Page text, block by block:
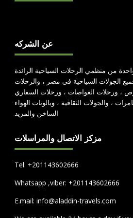
عن الشركه
من منظمي الرحلات السياحية الرائدة
الجولات السياحية في مصر ، والرحلات
، ورحلات الغواصات ، ورحلات السفاري
، والجولات الثقافية ، وبالونات الهواء
الساخن والمزيد
مزكز الاتصال والمراسلات
Tel: +201143602666
Whatsapp ,viber: +201143602666
E.mail: info@aladdin-travels.com